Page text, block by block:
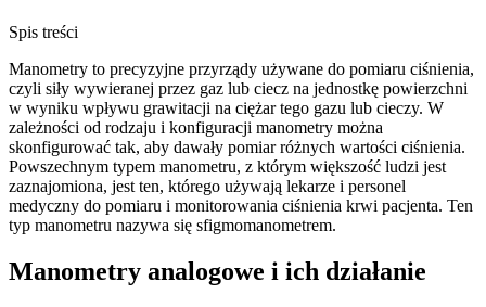
Spis treści
Manometry to precyzyjne przyrządy używane do pomiaru ciśnienia,
czyli siły wywieranej przez gaz lub ciecz na jednostkę powierzchni
w wyniku wpływu grawitacji na ciężar tego gazu lub cieczy. W
zależności od rodzaju i konfiguracji manometry można
skonfigurować tak, aby dawały pomiar różnych wartości ciśnienia.
Powszechnym typem manometru, z którym większość ludzi jest
zaznajomiona, jest ten, którego używają lekarze i personel
medyczny do pomiaru i monitorowania ciśnienia krwi pacjenta. Ten
typ manometru nazywa się sfigmomanometrem.
Manometry analogowe i ich działanie